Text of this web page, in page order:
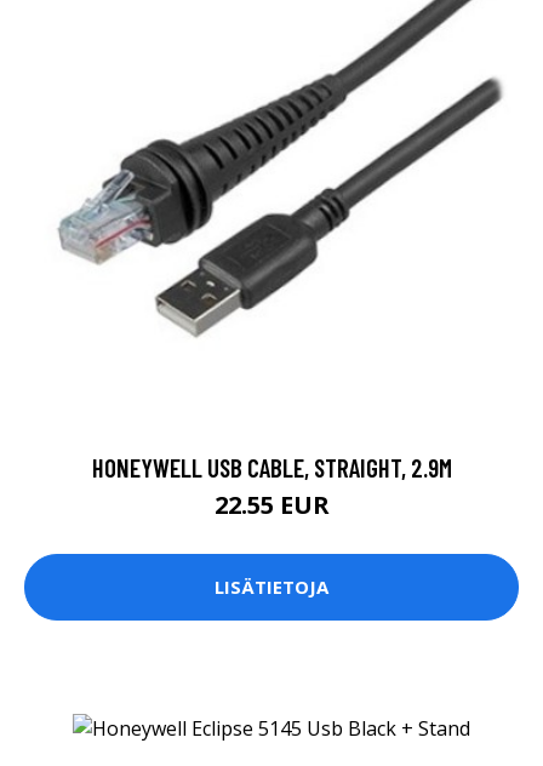
HONEYWELL USB CABLE, STRAIGHT, 2.9M
22.55 EUR
LISÄTIETOJA